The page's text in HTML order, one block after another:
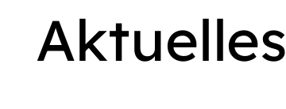
Aktuelles